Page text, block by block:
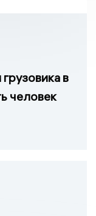
в
человек